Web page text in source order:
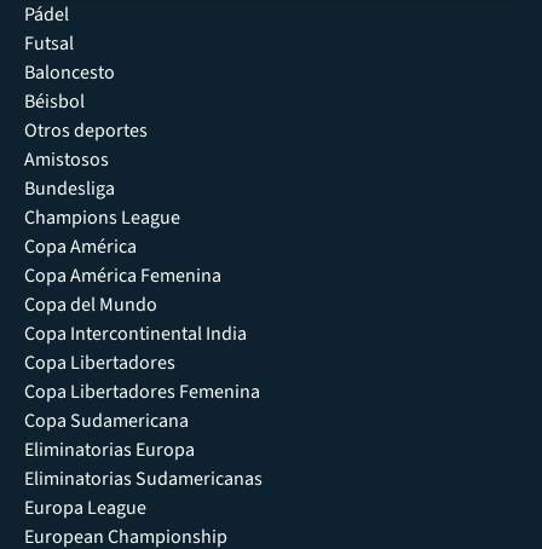
Pádel
Futsal
Baloncesto
Béisbol
Otros deportes
Amistosos
Bundesliga
Champions League
Copa América
Copa América Femenina
Copa del Mundo
Copa Intercontinental India
Copa Libertadores
Copa Libertadores Femenina
Copa Sudamericana
Eliminatorias Europa
Eliminatorias Sudamericanas
Europa League
European Championship